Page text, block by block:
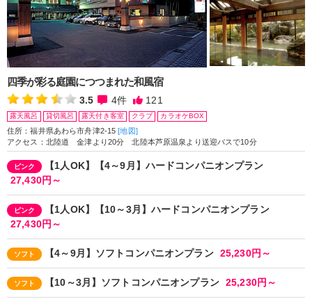
四季が彩る庭園につつまれた和風宿
3.5 4件 121
露天風呂 貸切風呂 露天付き客室 クラブ カラオケBOX
住所：福井県あわら市舟津2-15 [地図]
アクセス：北陸道 金津より20分 北陸本芦原温泉より送迎バスで10分
ピンク
【1人OK】【4～9月】ハードコンパニオンプラン
27,430円～
ピンク
【1人OK】【10～3月】ハードコンパニオンプラン
27,430円～
ソフト 【4～9月】ソフトコンパニオンプラン 25,230円～
ソフト 【10～3月】ソフトコンパニオンプラン 25,230円～